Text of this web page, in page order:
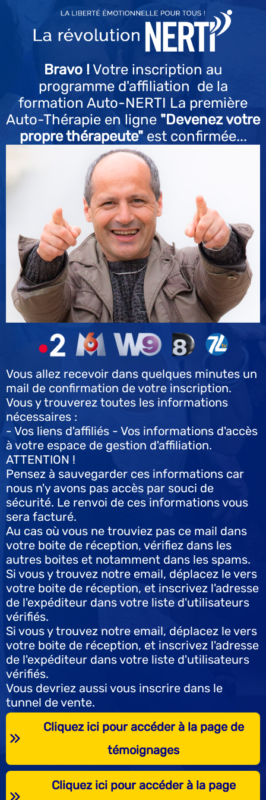
Bravo !Votre inscription au
programme d'affiliation de la
formation Auto-NERTI La première
Auto-Thérapie en ligne "Devenez votre
propre thérapeute"est confirmée...
Vous allez recevoir dans quelques minutes un
mail de confirmation de votre inscription.
Vous y trouverez toutes les informations
nécessaires :
- Vos liens d'affiliés - Vos informations d'accès
à votre espace de gestion d'affiliation.
ATTENTION !
Pensez à sauvegarder ces informations car
nous n'y avons pas accès par souci de
sécurité. Le renvoi de ces informations vous
sera facturé.
Au cas où vous ne trouviez pas ce mail dans
votre boite de réception, vérifiez dans les
autres boites et notamment dans les spams.
Si vous y trouvez notre email, déplacez le vers
votre boite de réception, et inscrivez l'adresse
de l'expéditeur dans votre liste d'utilisateurs
vérifiés.
Si vous y trouvez notre email, déplacez le vers
votre boite de réception, et inscrivez l'adresse
de l'expéditeur dans votre liste d'utilisateurs
vérifiés.
Vous devriez aussi vous inscrire dans le
tunnel de vente.
Cliquez ici pour accéder à la page de
témoignages
Cliquez ici pour accéder à la page